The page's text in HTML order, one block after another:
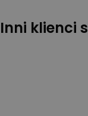
Inni klienci